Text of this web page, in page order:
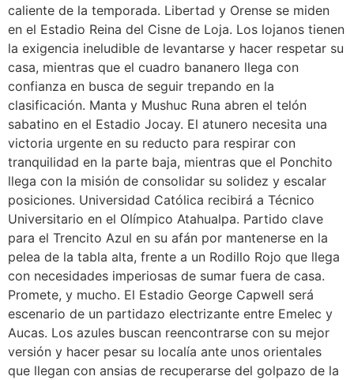
caliente de la temporada. Libertad y Orense se miden
en el Estadio Reina del Cisne de Loja. Los lojanos tienen
la exigencia ineludible de levantarse y hacer respetar su
casa, mientras que el cuadro bananero llega con
confianza en busca de seguir trepando en la
clasificación. Manta y Mushuc Runa abren el telón
sabatino en el Estadio Jocay. El atunero necesita una
victoria urgente en su reducto para respirar con
tranquilidad en la parte baja, mientras que el Ponchito
llega con la misión de consolidar su solidez y escalar
posiciones. Universidad Católica recibirá a Técnico
Universitario en el Olímpico Atahualpa. Partido clave
para el Trencito Azul en su afán por mantenerse en la
pelea de la tabla alta, frente a un Rodillo Rojo que llega
con necesidades imperiosas de sumar fuera de casa.
Promete, y mucho. El Estadio George Capwell será
escenario de un partidazo electrizante entre Emelec y
Aucas. Los azules buscan reencontrarse con su mejor
versión y hacer pesar su localía ante unos orientales
que llegan con ansias de recuperarse del golpazo de la